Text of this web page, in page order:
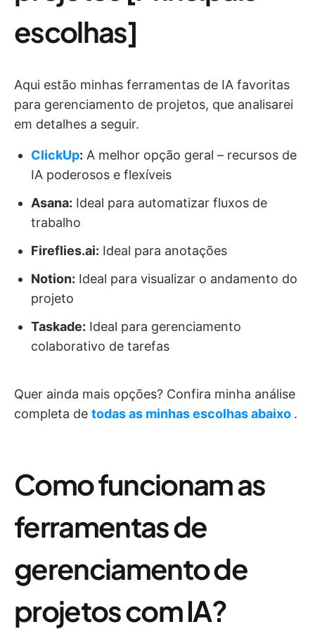
escolhas]
Aqui estão minhas ferramentas de IA favoritas
para gerenciamento de projetos, que analisarei
em detalhes a seguir.
ClickUp: A melhor opção geral – recursos de
IA poderosos e flexíveis
Asana: Ideal para automatizar fluxos de
trabalho
Fireflies.ai: Ideal para anotações
Notion: Ideal para visualizar o andamento do
projeto
Taskade: Ideal para gerenciamento
colaborativo de tarefas
Quer ainda mais opções? Confira minha análise
completa de todas as minhas escolhas abaixo .
Como funcionam as
ferramentas de
gerenciamento de
projetos com IA?